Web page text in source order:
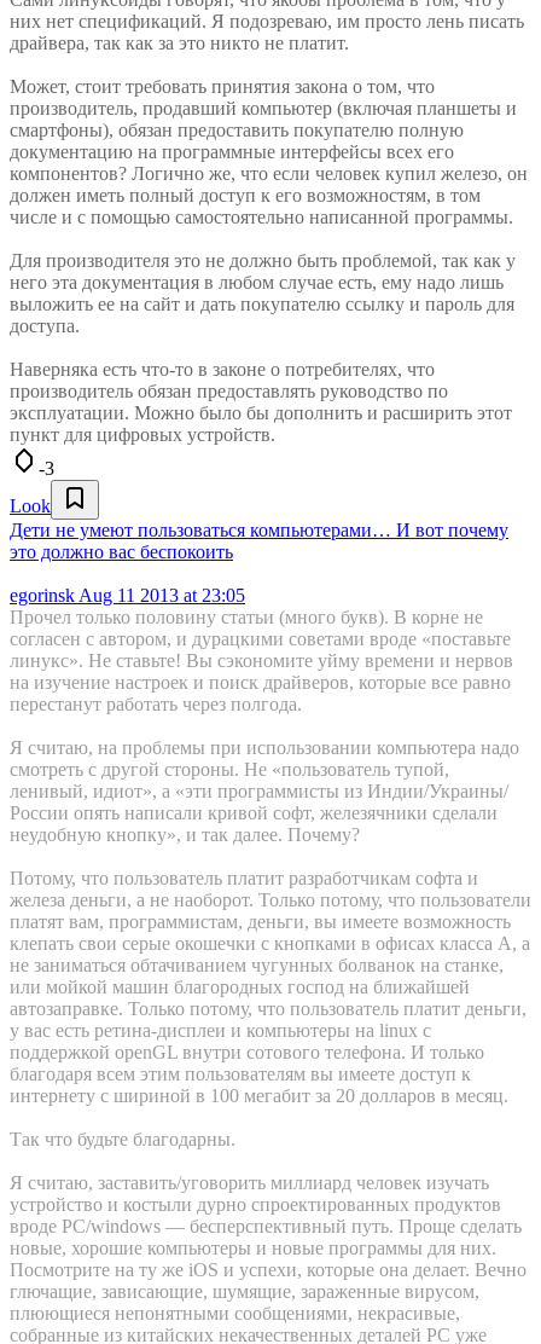
них нет спецификаций. Я подозреваю, им просто лень писать
драйвера, так как за это никто не платит.
Может, стоит требовать принятия закона о том, что
производитель, продавший компьютер (включая планшеты и
смартфоны), обязан предоставить покупателю полную
документацию на программные интерфейсы всех его
компонентов? Логично же, что если человек купил железо, он
должен иметь полный доступ к его возможностям, в том
числе и с помощью самостоятельно написанной программы.
Для производителя это не должно быть проблемой, так как у
него эта документация в любом случае есть, ему надо лишь
выложить ее на сайт и дать покупателю ссылку и пароль для
доступа.
Наверняка есть что-то в законе о потребителях, что
производитель обязан предоставлять руководство по
эксплуатации. Можно было бы дополнить и расширить этот
пункт для цифровых устройств.
-3
Look
Дети не умеют пользоваться компьютерами… И вот почему
это должно вас беспокоить
egorinsk Aug 11 2013 at 23:05
Прочел только половину статьи (много букв). В корне не
согласен с автором, и дурацкими советами вроде «поставьте
линукс». Не ставьте! Вы сэкономите уйму времени и нервов
на изучение настроек и поиск драйверов, которые все равно
перестанут работать через полгода.
Я считаю, на проблемы при использовании компьютера надо
смотреть с другой стороны. Не «пользователь тупой,
ленивый, идиот», а «эти программисты из Индии/Украины/
России опять написали кривой софт, железячники сделали
неудобную кнопку», и так далее. Почему?
Потому, что пользователь платит разработчикам софта и
железа деньги, а не наоборот. Только потому, что пользователи
платят вам, программистам, деньги, вы имеете возможность
клепать свои серые окошечки с кнопками в офисах класса А, а
не заниматься обтачиванием чугунных болванок на станке,
или мойкой машин благородных господ на ближайшей
автозаправке. Только потому, что пользователь платит деньги,
у вас есть ретина-дисплеи и компьютеры на linux с
поддержкой openGL внутри сотового телефона. И только
благодаря всем этим пользователям вы имеете доступ к
интернету с шириной в 100 мегабит за 20 долларов в месяц.
Так что будьте благодарны.
Я считаю, заставить/уговорить миллиард человек изучать
устройство и костыли дурно спроектированных продуктов
вроде PC/windows — бесперспективный путь. Проще сделать
новые, хорошие компьютеры и новые программы для них.
Посмотрите на ту же iOS и успехи, которые она делает. Вечно
глючащие, зависающие, шумящие, зараженные вирусом,
плюющиеся непонятными сообщениями, некрасивые,
собранные из китайских некачественных деталей PC уже